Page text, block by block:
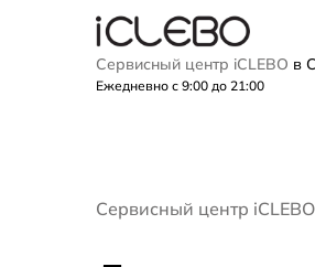
Сервисный центр iCLEBO в
Ежедневно с 9:00 до 21:00
Сервисный центр iCLEBO